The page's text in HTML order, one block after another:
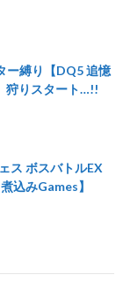
ー縛り【DQ5 追憶
狩りスタート…!!
ス ボスバトルEX
込みGames】